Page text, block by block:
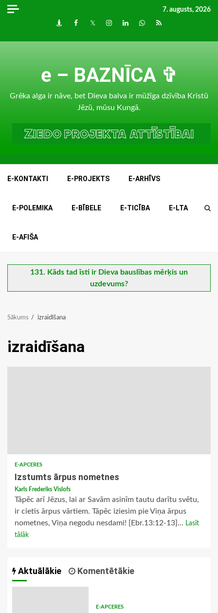
Skip
7. augusts, 2026
DraugiemFacebook
TwitterInstagram
LinkedInwhatsapp
RSS
e – BAZNĪCA ✞
Grēka alga ir nāve, bet Dieva balva ir mūžīga dzīvība Kristū
Jēzū, mūsu Kungā.
E-KONTAKTI E-PROJEKTS E-ARHĪVS
E-POLEMIKA E-BĪBELE E-TICĪBA E-LTA
E-AFIŠA
131. Kāds tad īsti ir Dieva bauslības mērķis un
uzdevums?
Sākums izraidīšana
izraidīšana
E-APCERES
Izstumts ārpus nometnes
Karls Frederiks Vislofs
Tāpēc arī Jēzus, lai ar Savām asinīm tautu darītu svētu,
ir cietis ārpus vārtiem. Tāpēc iziesim pie Viņa ārpus
nometnes, Viņa negodu nesdami! [Ebr.13:12-13]... Lasīt
tālāk
Aktuālākie Komentētākie
E-APCERES